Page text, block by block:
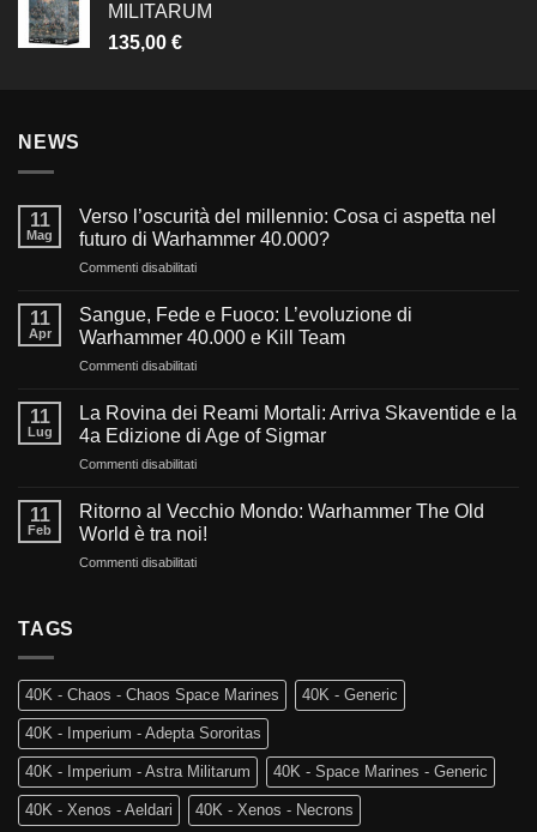
MILITARUM
135,00 €
NEWS
11
Mag
Verso l’oscurità del millennio: Cosa ci aspetta nel
futuro di Warhammer 40.000?
Commenti disabilitatisu
l’oscurità
del
millennio:
Cosa
aspetta
nel
futuro
di
40.000?
11
Apr
Sangue, Fede e Fuoco: L’evoluzione di
Warhammer 40.000 e Kill Team
Commenti disabilitatisu
Fede
e
Fuoco:
L’evoluzione
Warhammer
40.000
Kill
11
Lug
La Rovina dei Reami Mortali: Arriva Skaventide e la
4a Edizione di Age of Sigmar
Commenti disabilitatisu
Rovina
dei
Reami
Mortali:
Edizione
di
Age
of
Sigmar
11
Feb
Ritorno al Vecchio Mondo: Warhammer The Old
World è tra noi!
Commenti disabilitatisu
The
Old
World
tra
noi!
TAGS
40K - Chaos - Chaos Space Marines 40K - Generic
40K - Imperium - Adepta Sororitas
40K - Imperium - Astra Militarum 40K - Space Marines - Generic
40K - Xenos - Aeldari 40K - Xenos - Necrons